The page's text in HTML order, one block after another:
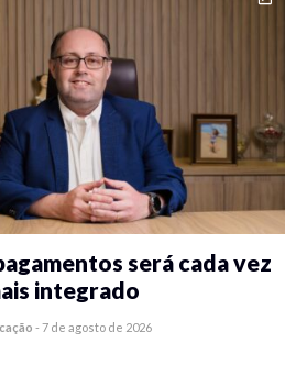
será cada vez
integrado
- 7 de agosto de 2026